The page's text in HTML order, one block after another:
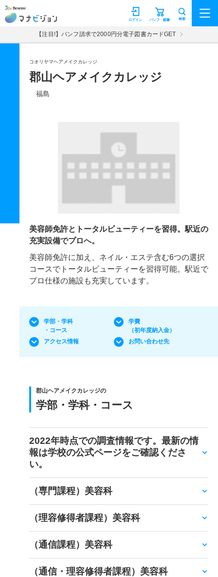
マナビジョン パンフ・願書
ログイン 検索
【注目!】パンフ請求で2000円分電子図書カードGET
コオリヤマヘアメイクカレッジ
郡山ヘアメイクカレッジ
福島
美容師免許とトータルビューティーを習得。駅近の
充実設備でプロへ。
美容師免許に加え、ネイル・エステ含む6つの選択
コースでトータルビューティーを習得可能。駅近で
プロ仕様の施設も充実しています。
学部・学科
・コース
学費
（初年度納入金）
アクセス情報
お問い合わせ先
郡山ヘアメイクカレッジの
学部・学科・コース
2022年時点での調査情報です。最新の情
報は学校の公式ページをご確認くださ
い。
（専門課程）美容科
（理容修得者課程）美容科
（通信課程）美容科
（通信・理容修得者課程）美容科